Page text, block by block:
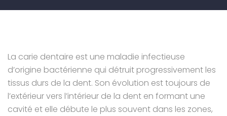
La carie dentaire est une maladie infectieuse
d’origine bactérienne qui détruit progressivement les
tissus durs de la dent. Son évolution est toujours de
l’extérieur vers l’intérieur de la dent en formant une
cavité et elle débute le plus souvent dans les zones,